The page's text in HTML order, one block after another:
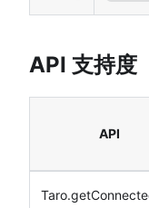
API 支持度
API